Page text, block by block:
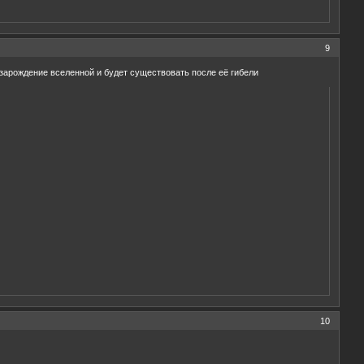
9
вселенной и будет существовать после её гибели
10